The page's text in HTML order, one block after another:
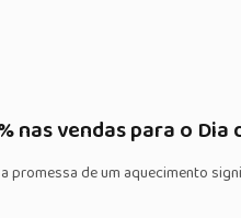
nas vendas para o Dia
promessa de um aquecimento